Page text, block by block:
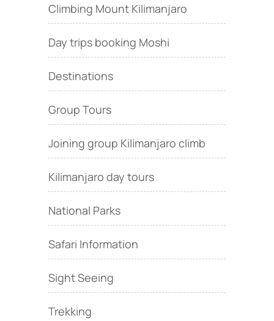
Climbing Mount Kilimanjaro
Day trips booking Moshi
Destinations
Group Tours
Joining group Kilimanjaro climb
Kilimanjaro day tours
National Parks
Safari Information
Sight Seeing
Trekking